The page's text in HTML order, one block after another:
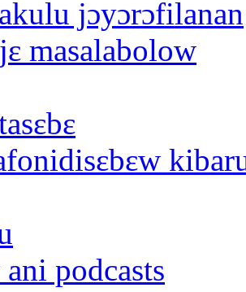
jɔyɔrɔfilanan
masalabolow
ani podcasts